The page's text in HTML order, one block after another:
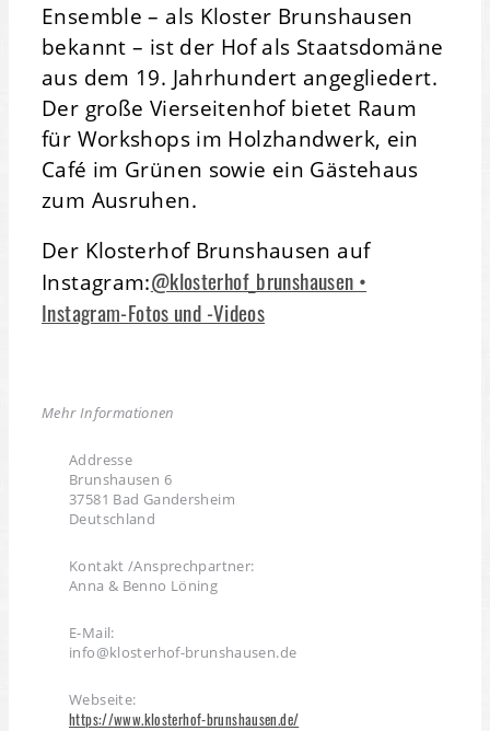
Ensemble – als Kloster Brunshausen
bekannt – ist der Hof als Staatsdomäne
aus dem 19. Jahrhundert angegliedert.
Der große Vierseitenhof bietet Raum
für Workshops im Holzhandwerk, ein
Café im Grünen sowie ein Gästehaus
zum Ausruhen.
Der Klosterhof Brunshausen auf
Instagram:@klosterhof_brunshausen •
Instagram-Fotos und -Videos
Mehr Informationen
Addresse
Brunshausen 6
37581 Bad Gandersheim
Deutschland
Kontakt /Ansprechpartner:
Anna & Benno Löning
E-Mail:
info@klosterhof-brunshausen.de
Webseite:
https://www.klosterhof-brunshausen.de/